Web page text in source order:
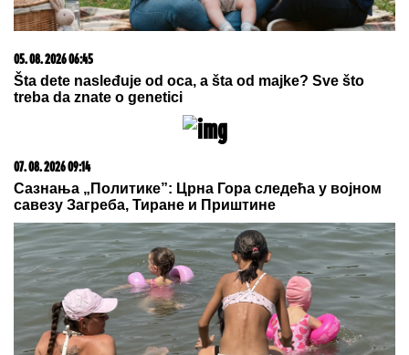
PREDSTAVLjANjE DELA IZ ZBIRKE GALERIJE 73:
Zvezda zove na Novi Pazar, ali i još
po nešto...
LANČANI SUDAR NA GAZELIJedna
osoba odmah prevezena u bolnicu,
stvaraju se gužve